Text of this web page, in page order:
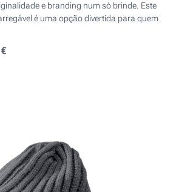
e branding num só brinde. Este
é uma opção divertida para quem